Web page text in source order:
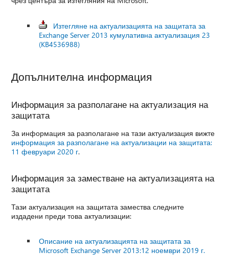
Изтегляне на актуализацията на защитата за
Exchange Server 2013 кумулативна актуализация 23
(KB4536988)
Допълнителна информация
Информация за разполагане на актуализация на
защитата
За информация за разполагане на тази актуализация вижте
информация за разполагане на актуализации на защитата:
11 февруари 2020 г.
Информация за заместване на актуализацията на
защитата
Тази актуализация на защитата замества следните
издадени преди това актуализации:
Описание на актуализацията на защитата за
Microsoft Exchange Server 2013:12 ноември 2019 г.